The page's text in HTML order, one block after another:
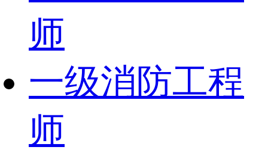
师
一级消防工程
师